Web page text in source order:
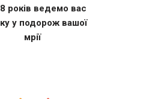
років ведемо вас
у подорож вашої
мрії